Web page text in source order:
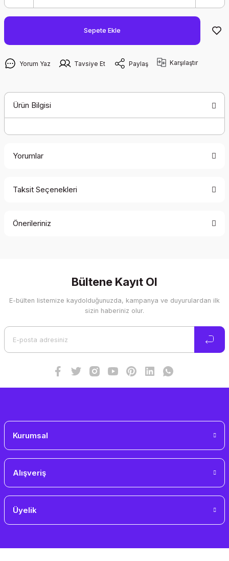
Sepete Ekle
Yorum Yaz Tavsiye Et Paylaş Karşılaştır
Ürün Bilgisi
Yorumlar
Taksit Seçenekleri
Önerileriniz
Görüş ve önerileriniz için teşekkür ederiz.
Ürün resmi kalitesiz, bozuk veya görüntülenemiyor.
Bültene Kayıt Ol
E-bülten listemize kaydolduğunuzda, kampanya ve duyurulardan ilk
sizin haberiniz olur.
Kurumsal
Alışveriş
Üyelik